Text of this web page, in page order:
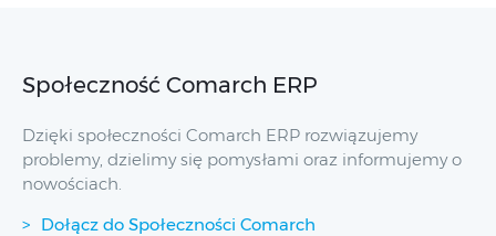
Społeczność Comarch ERP
Dzięki społeczności Comarch ERP rozwiązujemy
problemy, dzielimy się pomysłami oraz informujemy o
nowościach.
Dołącz do Społeczności Comarch